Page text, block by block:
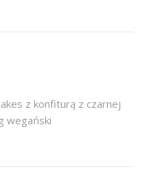
z konfiturą z czarnej
wegański